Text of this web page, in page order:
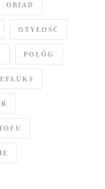
OBIAD
OTYŁOŚĆ
POŁÓG